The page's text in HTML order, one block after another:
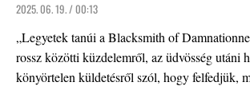
2025. 06. 19. / 00:13
„Legyetek tanúi a Blacksmith of
rossz közötti küzdelemről, az üdvösség utáni
könyörtelen küldetésről szól, hogy felfedjük,